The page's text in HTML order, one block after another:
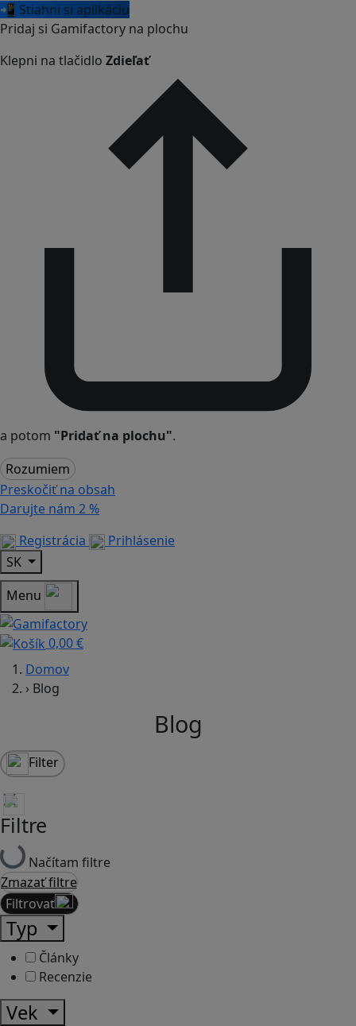
📲 Stiahni si aplikáciu
Pridaj si Gamifactory na plochu
Klepni na tlačidlo Zdieľať
a potom "Pridať na plochu".
Rozumiem
Preskočiť na obsah
Darujte nám 2 %
Registrácia
Prihlásenie
SK
Menu
0,00 €
Domov
› Blog
Blog
Filter
Filtre
Načítam filtre
Zmazať filtre
Filtrovať
Typ
Články
Recenzie
Vek